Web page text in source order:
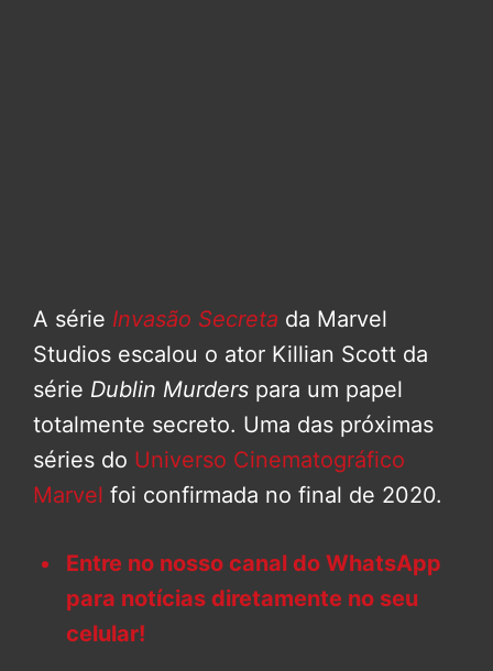
A série Invasão Secreta da Marvel
Studios escalou o ator Killian Scott da
série Dublin Murders para um papel
totalmente secreto. Uma das próximas
séries do Universo Cinematográfico
Marvel foi confirmada no final de 2020.
Entre no nosso canal do WhatsApp
para notícias diretamente no seu
celular!